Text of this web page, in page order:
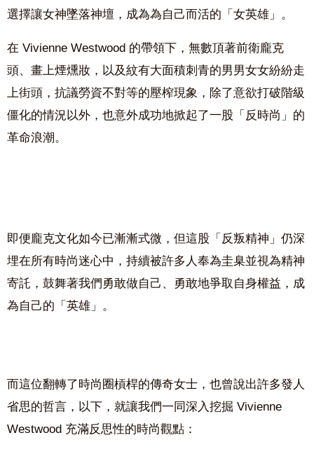
選擇讓女神墜落神壇，成為為自己而活的「女英雄」。
在 Vivienne Westwood 的帶領下，無數頂著前衛龐克
頭、畫上煙燻妝，以及紋有大面積刺青的男男女女紛紛走
上街頭，抗議勞資不對等的壓榨現象，除了意欲打破階級
僵化的情況以外，也意外成功地掀起了一股「反時尚」的
革命浪潮。
即便龐克文化如今已漸漸式微，但這股「反叛精神」仍深
埋在所有時尚迷心中，持續被許多人奉為圭臬並視為精神
寄託，鼓舞著我們勇敢做自己、勇敢地爭取自身權益，成
為自己的「英雄」。
而這位翻轉了時尚圈槓桿的傳奇女士，也曾說出許多發人
省思的哲言，以下，就讓我們一同深入挖掘 Vivienne
Westwood 充滿反思性的時尚觀點：